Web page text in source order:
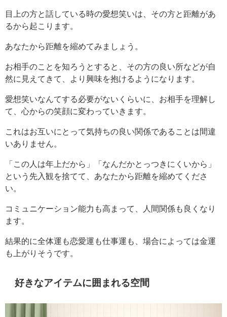
目上の方と話している時の愛想笑いは、その方と距離があ
るから起こります。
あなたから距離を縮めてみましょう。
お相手のことを知ろうとすると、その方の良い所などが自
然に見えてきて、より興味を抱けるようになります。
愛想笑いなんてする必要がないくらいに、お相手を理解し
て、心からの笑顔に変わっていきます。
これはお互いにとって気持ちの良い関係であることは間違
いありません。
「この人は年上だから」「なんだかとっつきにくいから」
という先入観を捨てて、あなたから距離を縮めてくださ
い。
コミュニケーション能力も高まって、人間関係も良くなり
ます。
結果的に全体運も恋愛運も仕事運も、場合によっては金運
も上がりそうです。
好きなアイテムに囲まれる空間